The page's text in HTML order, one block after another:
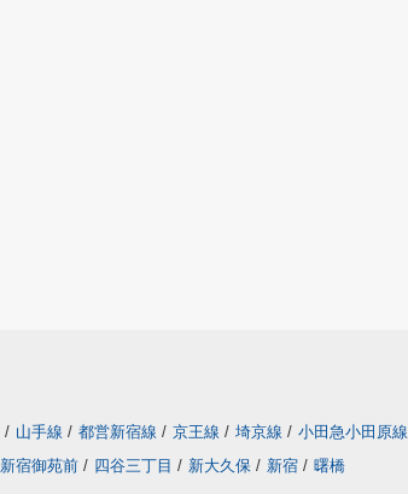
/ 山手線 / 都営新宿線 / 京王線 / 埼京線 / 小田急小田原線
新宿御苑前 / 四谷三丁目 / 新大久保 / 新宿 / 曙橋